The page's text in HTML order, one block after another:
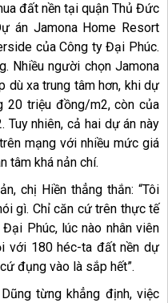
đất nền tại quận Thủ Đức
án Jamona Home Resort
của Công ty Đại Phúc.
Nhiều người chọn Jamona
dù xa trung tâm hơn, khi dự
20 triệu đồng/m2, còn của
nhiên, cả hai dự án này
mạng với nhiều mức giá
tâm khá nản chí.
chị Hiền thẳng thắn: “Tôi
gì. Chỉ căn cứ trên thực tế
Phúc, lúc nào nhân viên
với 180 héc-ta đất nền dự
đụng vào là sắp hết”.
từng khẳng định, việc